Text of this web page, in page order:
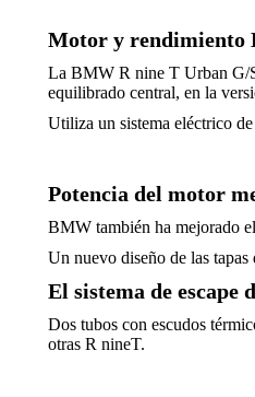
Motor y rendimiento
La BMW R nine T Urban G/
equilibrado central, en la
Utiliza un sistema eléctrico
Potencia del motor
BMW también ha mejorado
Un nuevo diseño de las
El sistema de
Dos tubos con escudos
otras R nineT.